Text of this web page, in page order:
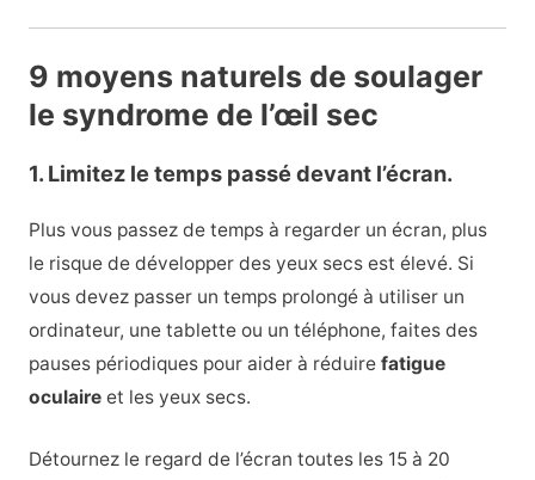
9 moyens naturels de soulager
le syndrome de l’œil sec
1. Limitez le temps passé devant l’écran.
Plus vous passez de temps à regarder un écran, plus
le risque de développer des yeux secs est élevé. Si
vous devez passer un temps prolongé à utiliser un
ordinateur, une tablette ou un téléphone, faites des
pauses périodiques pour aider à réduire fatigue
oculaire et les yeux secs.
Détournez le regard de l’écran toutes les 15 à 20